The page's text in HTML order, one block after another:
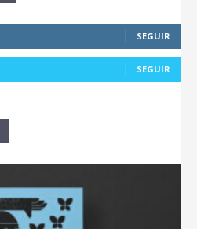
SEGUIR
SEGUIR